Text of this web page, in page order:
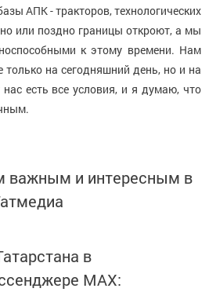
АПК - тракторов, технологических
или поздно границы откроют, а мы
к этому времени. Нам
только на сегодняшний день, но и на
нас есть все условия, и я думаю, что
важным и интересным в
в
MАХ: